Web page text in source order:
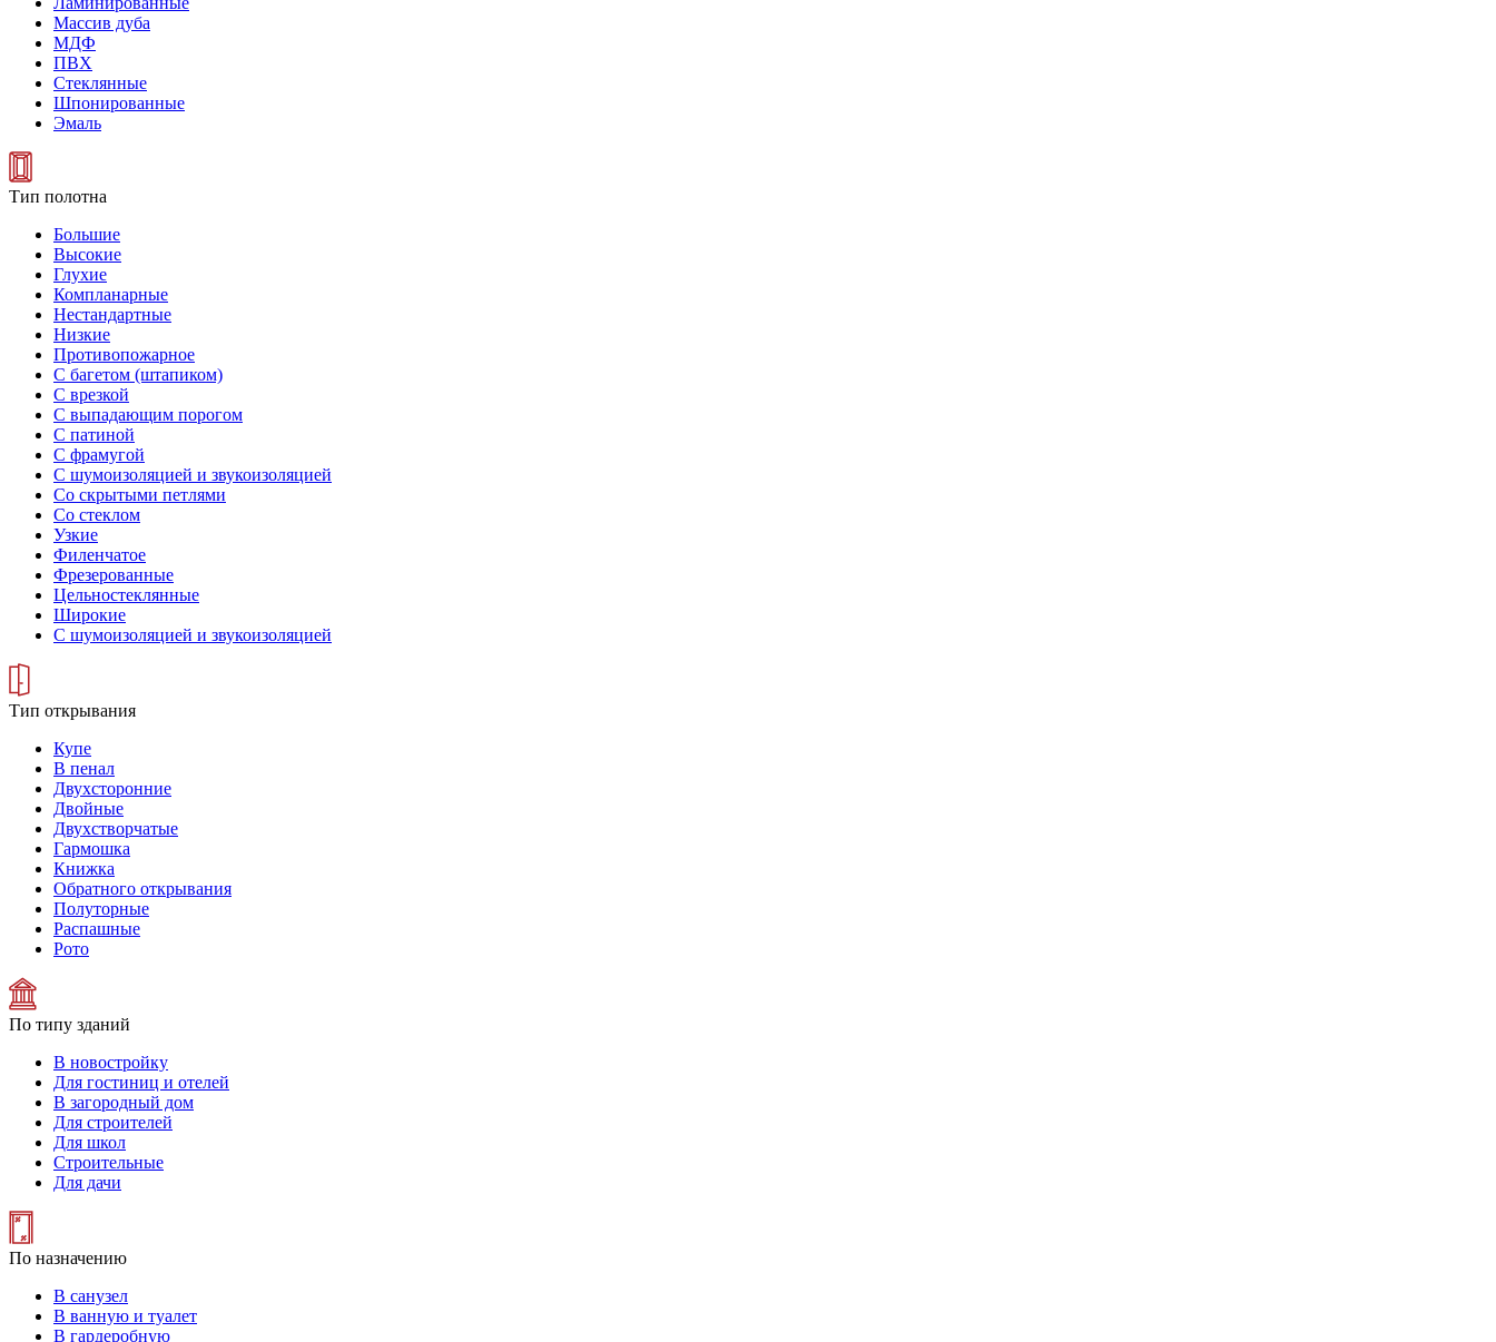
Массив дуба
МДФ
ПВХ
Стеклянные
Шпонированные
Эмаль
Тип полотна
Большие
Высокие
Глухие
Компланарные
Нестандартные
Низкие
Противопожарное
С багетом (штапиком)
С врезкой
С выпадающим порогом
С патиной
С фрамугой
С шумоизоляцией и звукоизоляцией
Со скрытыми петлями
Со стеклом
Узкие
Филенчатое
Фрезерованные
Цельностеклянные
Широкие
С шумоизоляцией и звукоизоляцией
Тип открывания
Купе
В пенал
Двухсторонние
Двойные
Двухстворчатые
Гармошка
Книжка
Обратного открывания
Полуторные
Распашные
Рото
По типу зданий
В новостройку
Для гостиниц и отелей
В загородный дом
Для строителей
Для школ
Строительные
Для дачи
По назначению
В санузел
В ванную и туалет
В гардеробную